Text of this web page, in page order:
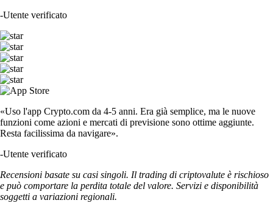
-Utente verificato
«Uso l'app Crypto.com da 4-5 anni. Era già semplice, ma le nuove
funzioni come azioni e mercati di previsione sono ottime aggiunte.
Resta facilissima da navigare».
-Utente verificato
Recensioni basate su casi singoli. Il trading di criptovalute è rischioso
e può comportare la perdita totale del valore. Servizi e disponibilità
soggetti a variazioni regionali.